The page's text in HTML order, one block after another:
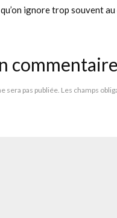
ignore trop souvent au
commentaire
sera pas publiée. Les champs